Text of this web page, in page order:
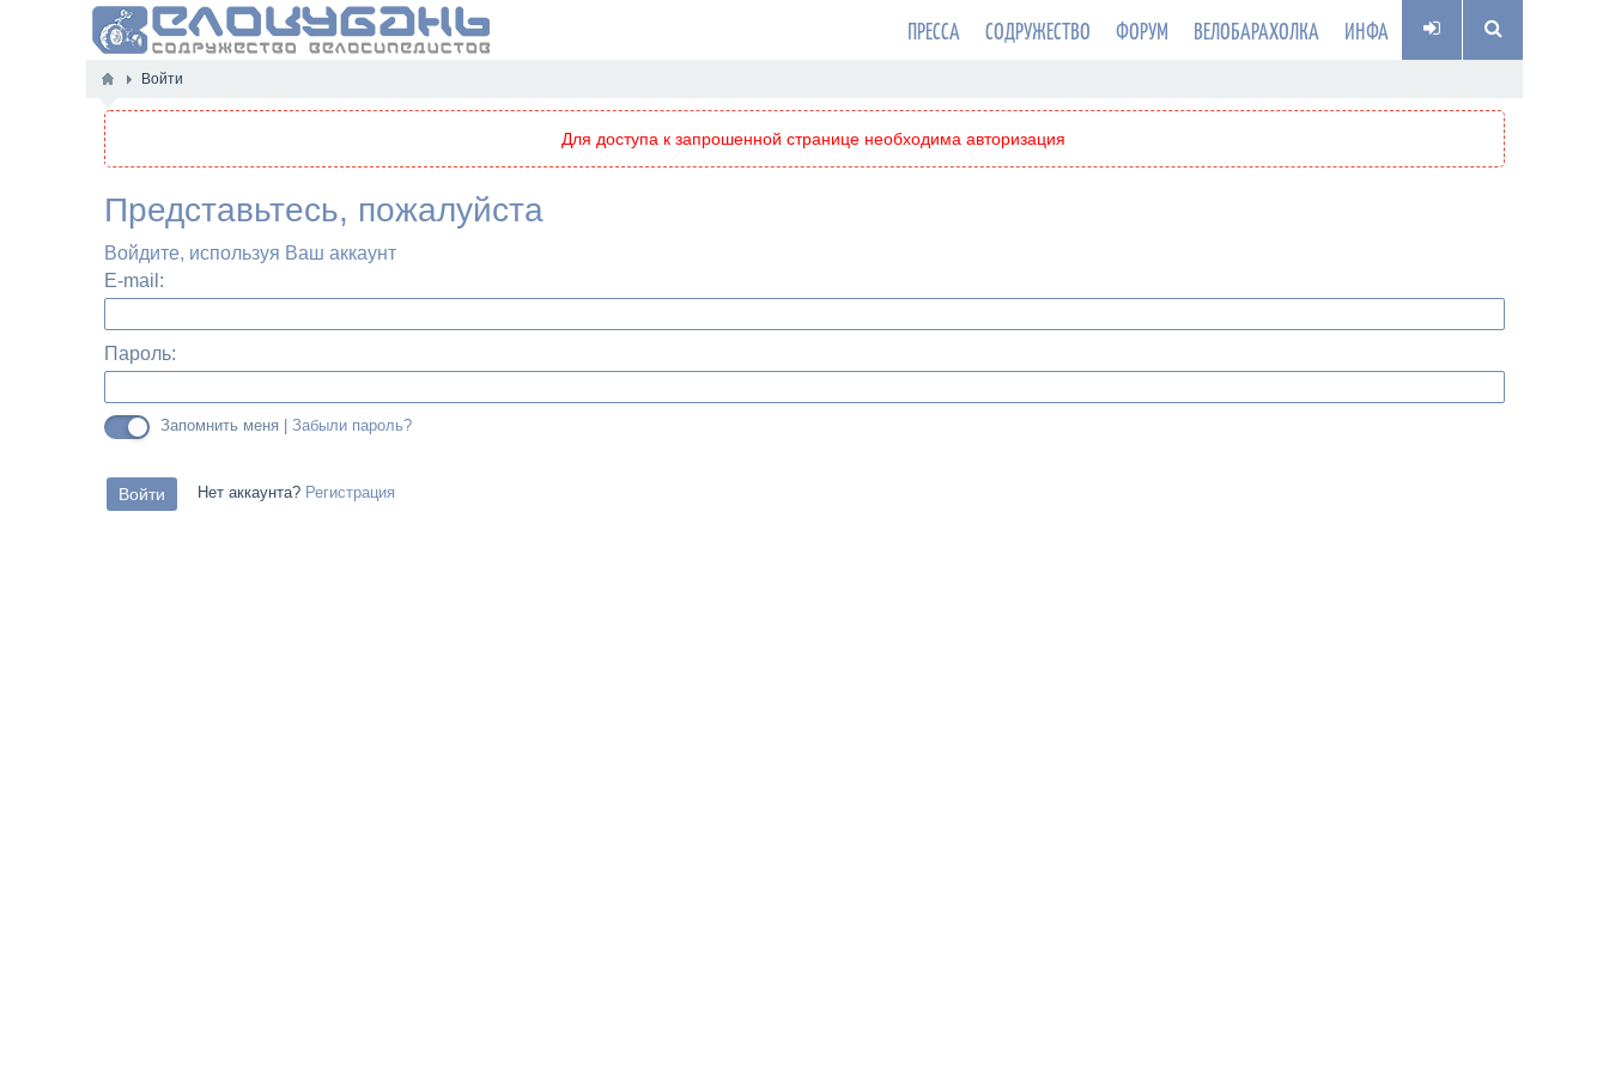
ПРЕССА СОДРУЖЕСТВО ФОРУМ ВЕЛОБАРАХОЛКА ИНФА
Войти
Для доступа к запрошенной странице необходима авторизация
Представьтесь, пожалуйста
Войдите, используя Ваш аккаунт
E-mail:
Пароль:
Запомнить меня | Забыли пароль?
Нет аккаунта? Регистрация